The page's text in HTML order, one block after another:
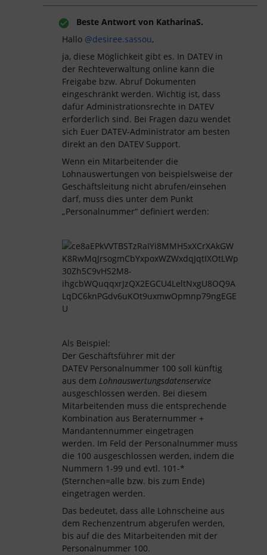
Beste Antwort von KatharinaS.
Hallo @desiree.sassou,
ja, diese Möglichkeit gibt es. In DATEV in
der Rechteverwaltung online kann die
Freigabe bzw. Abruf Dokumenten
eingeschränkt werden. Wichtig ist, dass
dafür Administrationsrechte in DATEV
erforderlich sind. Bei Fragen dazu wendet
sich Euer DATEV-Administrator am besten
direkt an den DATEV Support.
Wenn ein Mitarbeitender die
Lohnauswertungen von beispielsweise der
Geschäftsleitung nicht abrufen/einsehen
darf, muss dies unter dem Punkt
„Personalnummer“ definiert werden:
Als Beispiel:
Der Geschäftsführer mit der
DATEV Personalnummer 100 soll künftig
aus dem Lohnauswertungsdatenservice
ausgeschlossen werden. Bei diesem
Mitarbeitenden muss die entsprechende
Kombination aus Beraternummer +
Mandantennummer eingetragen
werden. Im Feld der Personalnummer muss
die 100 ausgeschlossen werden, indem die
Nummern 1-99 und evtl. 101-*
(Sternchen=alle bzw. bis zum Ende)
eingetragen werden.
Das bedeutet, dass alle Lohnscheine aus
dem Rechenzentrum abgerufen werden,
bis auf die des Mitarbeitenden mit der
Personalnummer 100.